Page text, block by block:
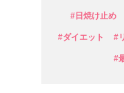
#日焼け止め
#ダイエット #
#